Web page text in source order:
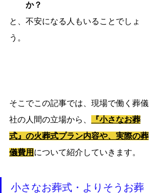
か？
と、不安になる人もいることでしょ
う。
そこでこの記事では、現場で働く葬儀
社の人間の立場から、
『小さなお葬
式』の火葬式プラン内容や、実際の葬
儀費用 について紹介していきます。
小さなお葬式・よりそうお葬